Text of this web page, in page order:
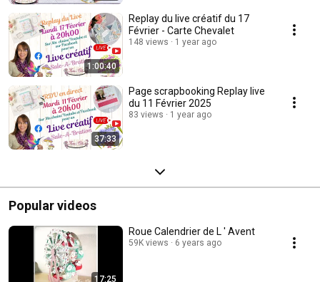
1:00:40
Replay du live créatif du 17
Février - Carte Chevalet
148 views 1 year ago
37:33
Page scrapbooking Replay live
du 11 Février 2025
83 views 1 year ago
Popular videos
17:25
Roue Calendrier de L ' Avent
59K views 6 years ago